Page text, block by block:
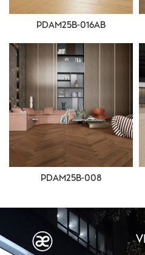
PDAM25B-016AB
PDAM25B-008